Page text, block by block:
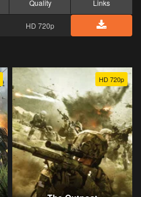
Quality Links
HD 720p
HD 720p